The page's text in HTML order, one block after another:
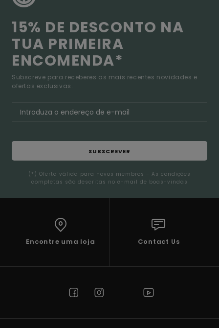
15% DE DESCONTO NA
TUA PRIMEIRA
ENCOMENDA*
Subscreve para receberes as mais recentes novidades e
ofertas exclusivas.
SUBSCREVER
(*) Oferta válida para novos membros - As condições
completas são descritas no e-mail de boas-vindas
Encontre uma loja Contact Us